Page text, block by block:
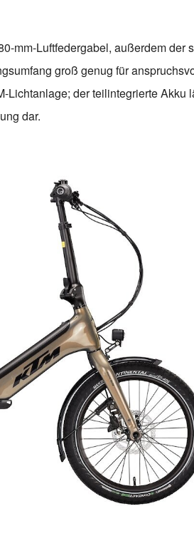
mm-Luftfedergabel, außerdem der
groß genug für
der teilintegrierte Akku
dar.